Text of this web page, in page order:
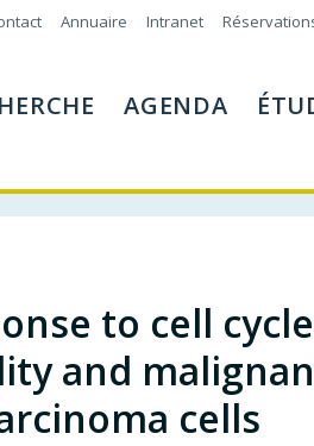
Annuaire Intranet
AGENDA
to cell cycle
and
cells